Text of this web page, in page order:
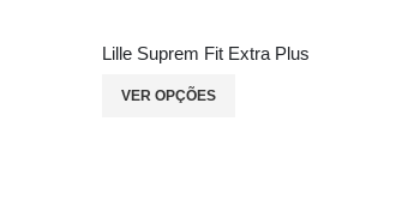
Lille Suprem Fit Extra Plus
VER OPÇÕES